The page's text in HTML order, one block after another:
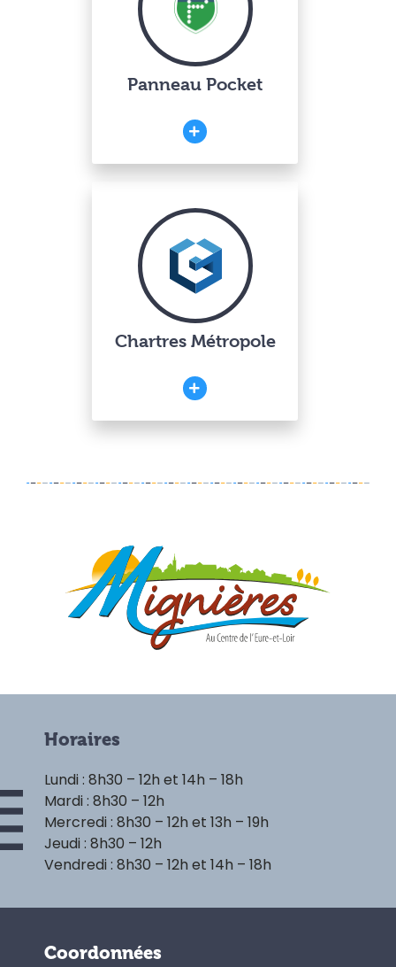
Panneau Pocket
Chartres Métropole
Horaires
Lundi : 8h30 – 12h et 14h – 18h
Mardi : 8h30 – 12h
Mercredi : 8h30 – 12h et 13h – 19h
Jeudi : 8h30 – 12h
Vendredi : 8h30 – 12h et 14h – 18h
Coordonnées